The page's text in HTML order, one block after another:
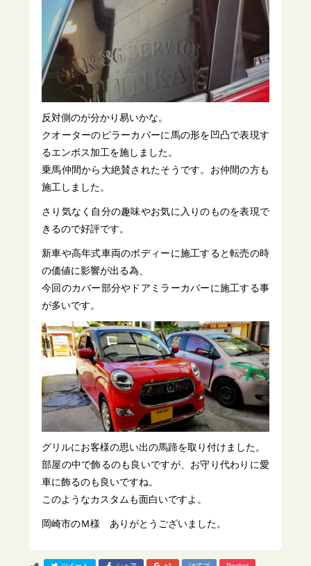
反対側のが分かり易いかな。
クオーターのピラーカバーに馬の形を凹凸で表現す
るエンボス加工を施しました。
乗馬仲間から大絶賛されたそうです。お仲間の方も
施工しました。
さり気なく自分の趣味やお気に入りのものを表現で
きるので好評です。
新車や高年式車両のボディーに施工すると転売の時
の価値に影響が出る為、
今回のカバー部分やドアミラーカバーに施工する事
が多いです。
グリルにお客様の思い出の馬蹄を取り付けました。
部屋の中で飾るのも良いですが、お守り代わりに愛
車に飾るのも良いですね。
このようなカスタムも面白いですよ。
岡崎市のＭ様 ありがとうございました。